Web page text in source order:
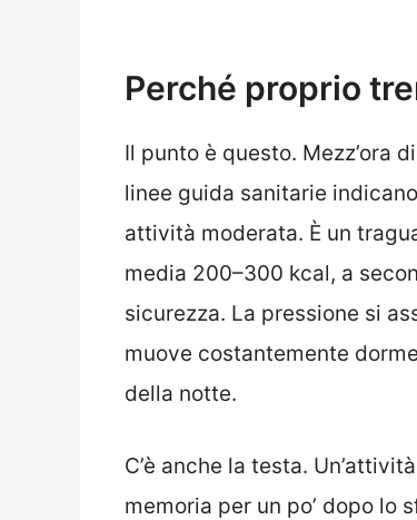
Perché proprio
Il punto è questo. Mezz’ora di
linee guida sanitarie
attività moderata. È un
media 200–300 kcal, a
sicurezza. La pressione si
muove costantemente
della notte.
C’è anche la testa.
memoria per un po’ dopo lo